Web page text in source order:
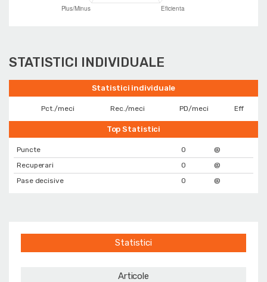
STATISTICI INDIVIDUALE
Statistici individuale
Pct./meci Rec./meci PD/meci Eff
Top Statistici
Puncte 0
@
Recuperari
0
@
Pase decisive
0 @
Statistici
Articole